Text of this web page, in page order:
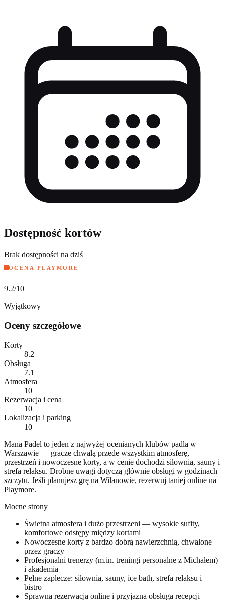
Dostępność kortów
Brak dostępności na dziś
OCENA PLAYMORE
9.2/10
Wyjątkowy
Oceny szczegółowe
Korty
8.2
Obsługa
7.1
Atmosfera
10
Rezerwacja i cena
10
Lokalizacja i parking
10
Mana Padel to jeden z najwyżej ocenianych klubów padla w
Warszawie — gracze chwalą przede wszystkim atmosferę,
przestrzeń i nowoczesne korty, a w cenie dochodzi siłownia, sauny i
strefa relaksu. Drobne uwagi dotyczą głównie obsługi w godzinach
szczytu. Jeśli planujesz grę na Wilanowie, rezerwuj taniej online na
Playmore.
Mocne strony
Świetna atmosfera i dużo przestrzeni — wysokie sufity,
komfortowe odstępy między kortami
Nowoczesne korty z bardzo dobrą nawierzchnią, chwalone
przez graczy
Profesjonalni trenerzy (m.in. treningi personalne z Michałem)
i akademia
Pełne zaplecze: siłownia, sauny, ice bath, strefa relaksu i
bistro
Sprawna rezerwacja online i przyjazna obsługa recepcji